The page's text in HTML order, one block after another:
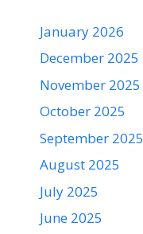
January 2026
December 2025
November 2025
October 2025
September 2025
August 2025
July 2025
June 2025